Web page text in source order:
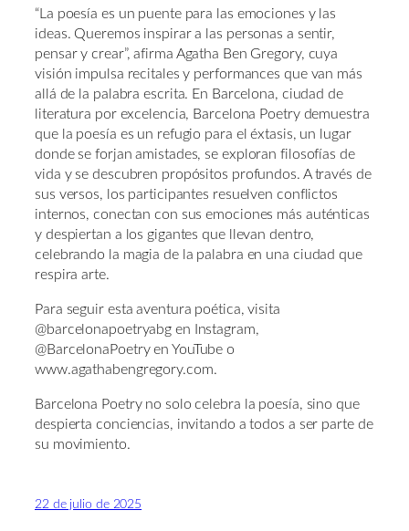
“La poesía es un puente para las emociones y las
ideas. Queremos inspirar a las personas a sentir,
pensar y crear”, afirma Agatha Ben Gregory, cuya
visión impulsa recitales y performances que van más
allá de la palabra escrita. En Barcelona, ciudad de
literatura por excelencia, Barcelona Poetry demuestra
que la poesía es un refugio para el éxtasis, un lugar
donde se forjan amistades, se exploran filosofías de
vida y se descubren propósitos profundos. A través de
sus versos, los participantes resuelven conflictos
internos, conectan con sus emociones más auténticas
y despiertan a los gigantes que llevan dentro,
celebrando la magia de la palabra en una ciudad que
respira arte.
Para seguir esta aventura poética, visita
@barcelonapoetryabg en Instagram,
@BarcelonaPoetry en YouTube o
www.agathabengregory.com.
Barcelona Poetry no solo celebra la poesía, sino que
despierta conciencias, invitando a todos a ser parte de
su movimiento.
22 de julio de 2025